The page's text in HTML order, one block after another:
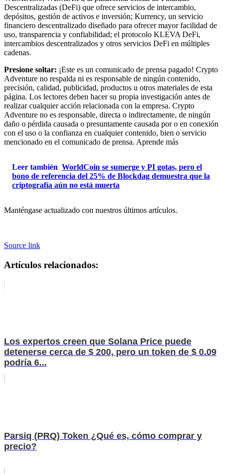
Descentralizadas (DeFi) que ofrece servicios de intercambio,
depósitos, gestión de activos e inversión; Kurrency, un servicio
financiero descentralizado diseñado para ofrecer mayor facilidad de
uso, transparencia y confiabilidad; el protocolo KLEVA DeFi,
intercambios descentralizados y otros servicios DeFi en múltiples
cadenas.
Presione soltar: ¡Este es un comunicado de prensa pagado! Crypto
Adventure no respalda ni es responsable de ningún contenido,
precisión, calidad, publicidad, productos u otros materiales de esta
página. Los lectores deben hacer su propia investigación antes de
realizar cualquier acción relacionada con la empresa. Crypto
Adventure no es responsable, directa o indirectamente, de ningún
daño o pérdida causada o presuntamente causada por o en conexión
con el uso o la confianza en cualquier contenido, bien o servicio
mencionado en el comunicado de prensa. Aprende más
Leer también WorldCoin se sumerge y PI gotas, pero el
bono de referencia del 25% de Blockdag demuestra que la
criptografía aún no está muerta
Manténgase actualizado con nuestros últimos artículos.
Source link
Artículos relacionados:
Los expertos creen que Solana Price puede
detenerse cerca de $ 200, pero un token de $ 0.09
podría 6...
Parsiq (PRQ) Token ¿Qué es, cómo comprar y
precio?